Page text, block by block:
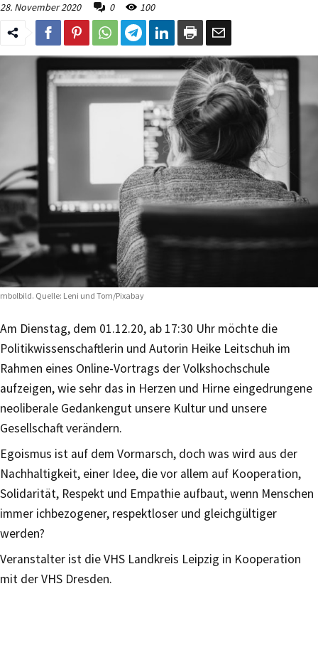
28. November 2020
0 100
Quelle: Leni und Tom/Pixabay
Am Dienstag, dem 01.12.20, ab 17:30 Uhr möchte die
Politikwissenschaftlerin und Autorin Heike Leitschuh im
Rahmen eines Online-Vortrags der Volkshochschule
aufzeigen, wie sehr das in Herzen und Hirne eingedrungene
neoliberale Gedankengut unsere Kultur und unsere
Gesellschaft verändern.
Egoismus ist auf dem Vormarsch, doch was wird aus der
Nachhaltigkeit, einer Idee, die vor allem auf Kooperation,
Solidarität, Respekt und Empathie aufbaut, wenn Menschen
immer ichbezogener, respektloser und gleichgültiger
werden?
Veranstalter ist die VHS Landkreis Leipzig in Kooperation
mit der VHS Dresden.